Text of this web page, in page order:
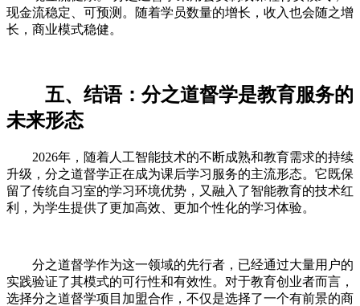
现金流稳定、可预测。随着学员数量的增长，收入也会随之增
长，商业模式稳健。
五、结语：分之道督学是教育服务的
未来形态
2026年，随着人工智能技术的不断成熟和教育需求的持续
升级，分之道督学正在成为课后学习服务的主流形态。它既保
留了传统自习室的学习环境优势，又融入了智能教育的技术红
利，为学生提供了更加高效、更加个性化的学习体验。
分之道督学作为这一领域的先行者，已经通过大量用户的
实践验证了其模式的可行性和有效性。对于教育创业者而言，
选择分之道督学项目加盟合作，不仅是选择了一个有前景的商